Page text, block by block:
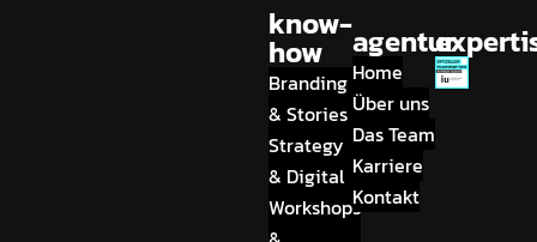
know-
how
Branding
& Stories
Strategy
& Digital
Workshops
agentur
Home
Über uns
Das Team
Karriere
Kontakt